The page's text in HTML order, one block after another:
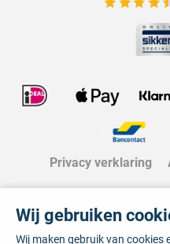
Bekijk de
Privacy verklaring
Wij gebruiken
Wij maken gebruik van cookies